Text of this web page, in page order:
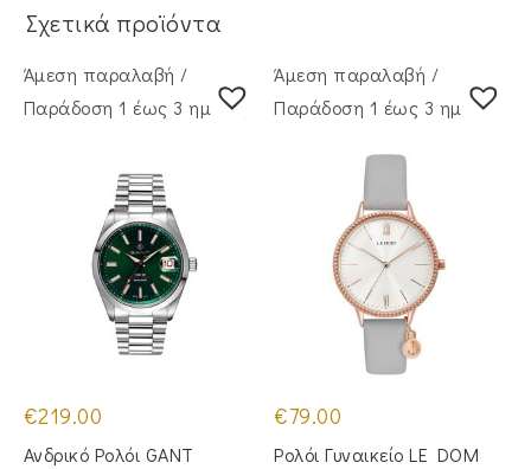
Σχετικά προϊόντα
Άμεση παραλαβή /
Παράδoση 1 έως 3 ημέρες
€219.00
Ανδρικό Ρολόι GANT
Άμεση παραλαβή /
Παράδoση 1 έως 3 ημέρες
€79.00
Ρολόι Γυναικείο LE DOM